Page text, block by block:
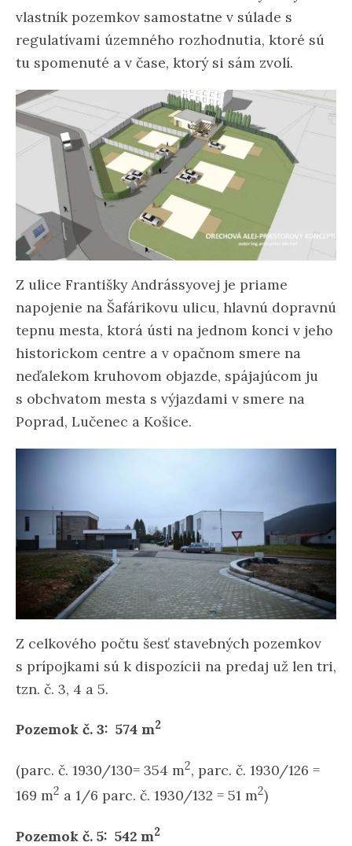
vlastník pozemkov samostatne v súlade s
regulatívami územného rozhodnutia, ktoré sú
tu spomenuté a v čase, ktorý si sám zvolí.
Z ulice Františky Andrássyovej je priame
napojenie na Šafárikovu ulicu, hlavnú dopravnú
tepnu mesta, ktorá ústi na jednom konci v jeho
historickom centre a v opačnom smere na
neďalekom kruhovom objazde, spájajúcom ju
s obchvatom mesta s výjazdami v smere na
Poprad, Lučenec a Košice.
Z celkového počtu šesť stavebných pozemkov
s prípojkami sú k dispozícii na predaj už len tri,
tzn. č. 3, 4 a 5.
Pozemok č. 3: 574 m2
(parc. č. 1930/130= 354 m2, parc. č. 1930/126 =
169 m2 a 1/6 parc. č. 1930/132 = 51 m2)
Pozemok č. 5: 542 m2